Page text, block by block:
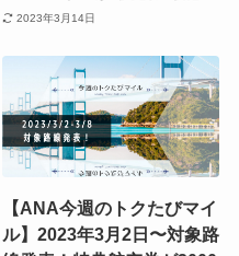
2023年3月14日
【ANA今週のトクたびマイ
ル】2023年3月2日〜対象路